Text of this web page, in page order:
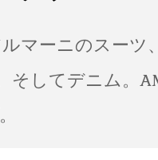
マーニのスーツ
そしてデニム。